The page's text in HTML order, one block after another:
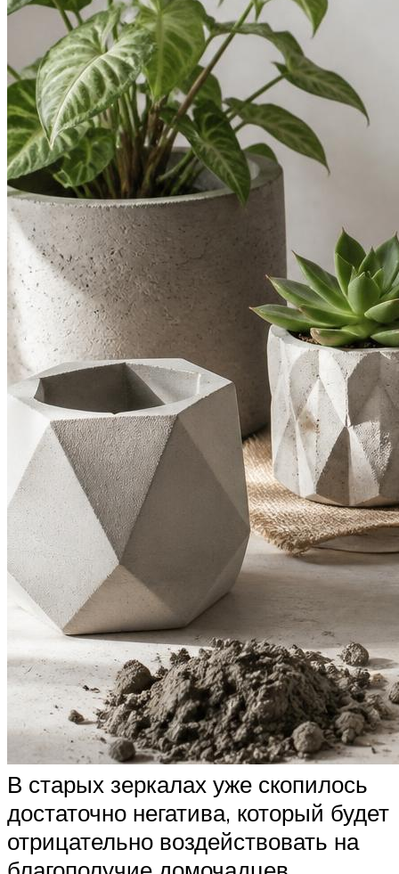
В старых зеркалах уже скопилось
достаточно негатива, который будет
отрицательно воздействовать на